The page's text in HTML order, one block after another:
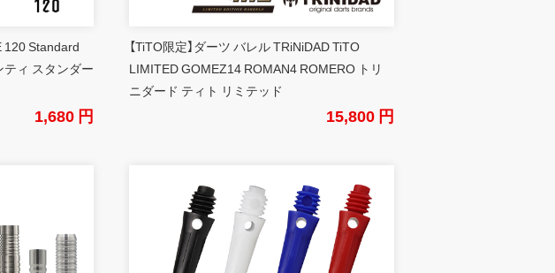
120 Standard
ィ スタンダー
1,680 円
【TiTO限定】ダーツ バレル TRiNiDAD TiTO
LIMITED GOMEZ14 ROMAN4 ROMERO トリ
ニダード ティト リミテッド
15,800 円